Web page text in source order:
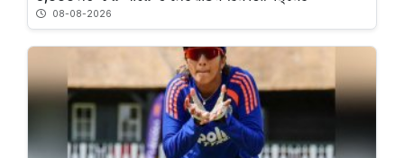
08-08-2026